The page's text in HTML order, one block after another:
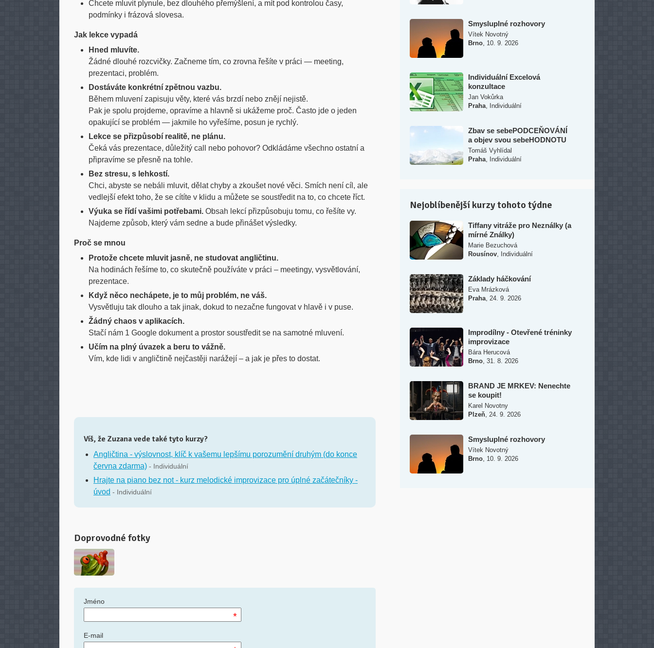
Chcete mluvit plynule, bez dlouhého přemýšlení, a mít pod kontrolou časy,
podmínky i frázová slovesa.
Jak lekce vypadá
Hned mluvíte.
Žádné dlouhé rozcvičky. Začneme tím, co zrovna řešíte v práci — meeting,
prezentaci, problém.
Dostáváte konkrétní zpětnou vazbu.
Během mluvení zapisuju věty, které vás brzdí nebo znějí nejistě.
Pak je spolu projdeme, opravíme a hlavně si ukážeme proč. Často jde o jeden
opakující se problém — jakmile ho vyřešíme, posun je rychlý.
Lekce se přizpůsobí realitě, ne plánu.
Čeká vás prezentace, důležitý call nebo pohovor? Odkládáme všechno ostatní a
připravíme se přesně na tohle.
Bez stresu, s lehkostí.
Chci, abyste se nebáli mluvit, dělat chyby a zkoušet nové věci. Smích není cíl, ale
vedlejší efekt toho, že se cítíte v klidu a můžete se soustředit na to, co chcete říct.
Výuka se řídí vašimi potřebami. Obsah lekcí přizpůsobuju tomu, co řešíte vy.
Najdeme způsob, který vám sedne a bude přinášet výsledky.
Proč se mnou
Protože chcete mluvit jasně, ne studovat angličtinu.
Na hodinách řešíme to, co skutečně používáte v práci – meetingy, vysvětlování,
prezentace.
Když něco nechápete, je to můj problém, ne váš.
Vysvětluju tak dlouho a tak jinak, dokud to nezačne fungovat v hlavě i v puse.
Žádný chaos v aplikacích.
Stačí nám 1 Google dokument a prostor soustředit se na samotné mluvení.
Učím na plný úvazek a beru to vážně.
Vím, kde lidi v angličtině nejčastěji narážejí – a jak je přes to dostat.
Víš, že Zuzana vede také tyto kurzy?
Angličtina - výslovnost, klíč k vašemu lepšímu porozumění druhým (do konce
června zdarma) - Individuální
Hrajte na piano bez not - kurz melodické improvizace pro úplné začátečníky -
úvod - Individuální
Doprovodné fotky
Jméno
*
E-mail
Smysluplné rozhovory
Vítek Novotný
Brno 10. 9. 2026
Individuální Excelová
konzultace
Jan Vokůrka
Praha
Individuální
Zbav se sebePODCEŇOVÁNÍ
a objev svou sebeHODNOTU
Tomáš Vyhlídal
Praha
Individuální
Nejoblíbenější kurzy tohoto týdne
Tiffany vitráže pro Neználky (a
mírné Ználky)
Marie Bezuchová
Rousínov
Individuální
Základy háčkování
Eva Mrázková
Praha 24. 9. 2026
Improdílny - Otevřené tréninky
improvizace
Bára Herucová
Brno 31. 8. 2026
BRAND JE MRKEV: Nenechte
se koupit!
Karel Novotny
Plzeň 24. 9. 2026
Smysluplné rozhovory
Vítek Novotný
Brno 10. 9. 2026